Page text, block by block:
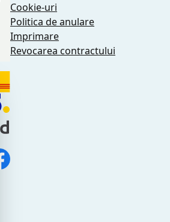
Cookie-uri
Politica de anulare
Imprimare
Revocarea contractului